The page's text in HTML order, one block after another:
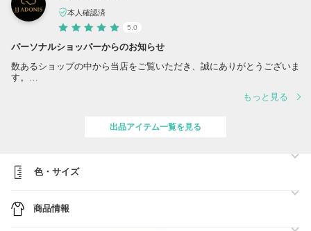
本人確認済
5.0
パーソナルショッパーからのお知らせ
数あるショップの中から当店をご覧いただき、誠にありがとうございま
す。
当店では、ブランド正規取扱店・公式代理店・信頼できる買付先より厳
選して商品をお取り寄せしております。
また、人気商品やシーズン商品は在庫の動きが非常に早く、掲載中であ
できる限りスムーズにご案内させていただくため、ご注文前に在庫確認
のお問い合わせをいただけますと幸いです。
もっと見る
出品アイテム一覧を見る
色・サイズ
商品情報